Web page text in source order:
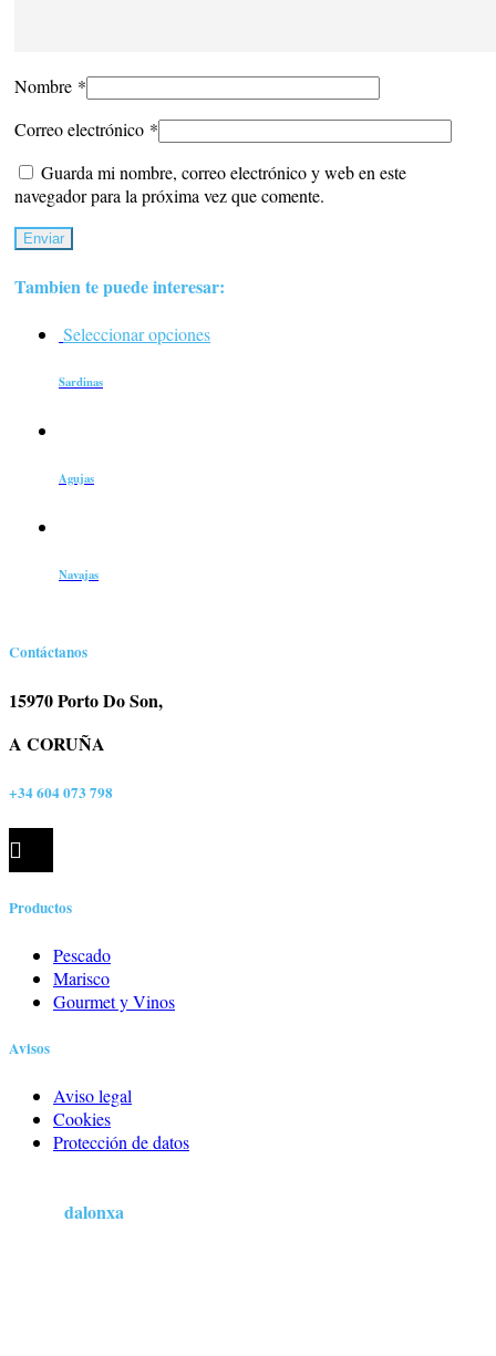
Nombre *
Correo electrónico *
Guarda mi nombre, correo electrónico y web en este
navegador para la próxima vez que comente.
Tambien te puede interesar:
Seleccionar opciones
Sardinas
Agujas
Navajas
Contáctanos
15970 Porto Do Son,
A CORUÑA
+34 604 073 798
Productos
Pescado
Marisco
Gourmet y Vinos
Avisos
Aviso legal
Cookies
Protección de datos
dalonxa